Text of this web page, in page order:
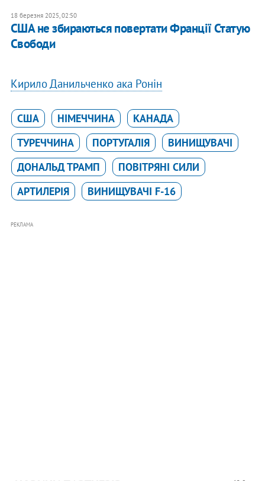
18 березня 2025, 02:50
США не збираються повертати Франції Статую
Свободи
Кирило Данильченко ака Ронін
США НІМЕЧЧИНА
КАНАДА
ТУРЕЧЧИНА
ПОРТУГАЛІЯ
ВИНИЩУВАЧІ
ДОНАЛЬД ТРАМП
ПОВІТРЯНІ СИЛИ
АРТИЛЕРІЯ
ВИНИЩУВАЧІ F-16
РЕКЛАМА